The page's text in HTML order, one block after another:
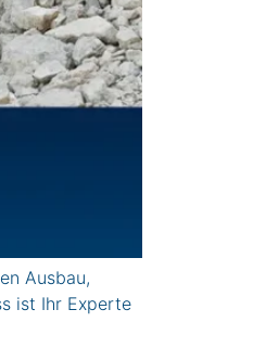
Ausbau,
ist Ihr Experte